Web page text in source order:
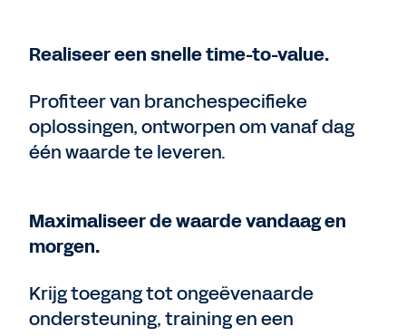
Realiseer een snelle time-to-value.
Profiteer van branchespecifieke
oplossingen, ontworpen om vanaf dag
één waarde te leveren.
Maximaliseer de waarde vandaag en
morgen.
Krijg toegang tot ongeëvenaarde
ondersteuning, training en een